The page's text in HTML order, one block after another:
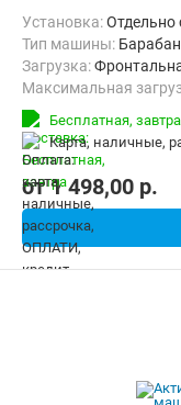
Установка:Отдельно
Тип машины:
загрузка:
Максимальная
Количество программ:
Дополнительные
Безопасность:
Ширина:59.5 см
Бесплатная, завтра
карта, наличные,
от1 498,00 p.